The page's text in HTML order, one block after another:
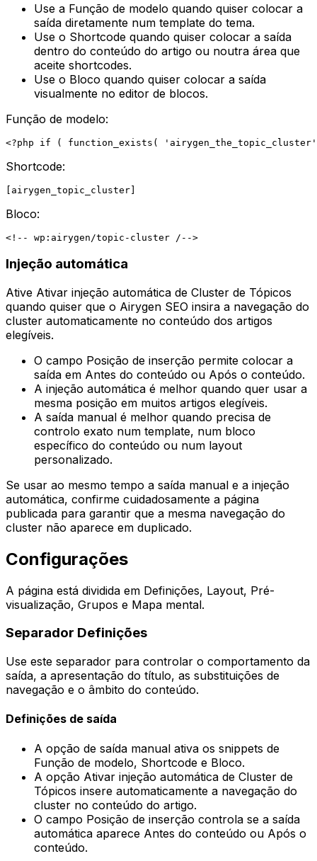
Use a Função de modelo quando quiser colocar a
saída diretamente num template do tema.
Use o Shortcode quando quiser colocar a saída
dentro do conteúdo do artigo ou noutra área que
aceite shortcodes.
Use o Bloco quando quiser colocar a saída
visualmente no editor de blocos.
Função de modelo:
Shortcode:
Bloco:
Injeção automática
Ative Ativar injeção automática de Cluster de Tópicos
quando quiser que o Airygen SEO insira a navegação do
cluster automaticamente no conteúdo dos artigos
elegíveis.
O campo Posição de inserção permite colocar a
saída em Antes do conteúdo ou Após o conteúdo.
A injeção automática é melhor quando quer usar a
mesma posição em muitos artigos elegíveis.
A saída manual é melhor quando precisa de
controlo exato num template, num bloco
específico do conteúdo ou num layout
personalizado.
Se usar ao mesmo tempo a saída manual e a injeção
automática, confirme cuidadosamente a página
publicada para garantir que a mesma navegação do
cluster não aparece em duplicado.
Configurações
A página está dividida em Definições, Layout, Pré-
visualização, Grupos e Mapa mental.
Separador Definições
Use este separador para controlar o comportamento da
saída, a apresentação do título, as substituições de
navegação e o âmbito do conteúdo.
Definições de saída
A opção de saída manual ativa os snippets de
Função de modelo, Shortcode e Bloco.
A opção Ativar injeção automática de Cluster de
Tópicos insere automaticamente a navegação do
cluster no conteúdo do artigo.
O campo Posição de inserção controla se a saída
automática aparece Antes do conteúdo ou Após o
conteúdo.